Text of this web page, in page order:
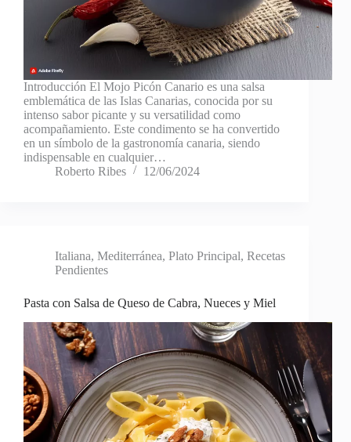
Introducción El Mojo Picón Canario es una salsa
emblemática de las Islas Canarias, conocida por su
intenso sabor picante y su versatilidad como
acompañamiento. Este condimento se ha convertido
en un símbolo de la gastronomía canaria, siendo
indispensable en cualquier…
Roberto Ribes
12/06/2024
Italiana, Mediterránea, Plato Principal, Recetas
Pendientes
Pasta con Salsa de Queso de Cabra, Nueces y Miel